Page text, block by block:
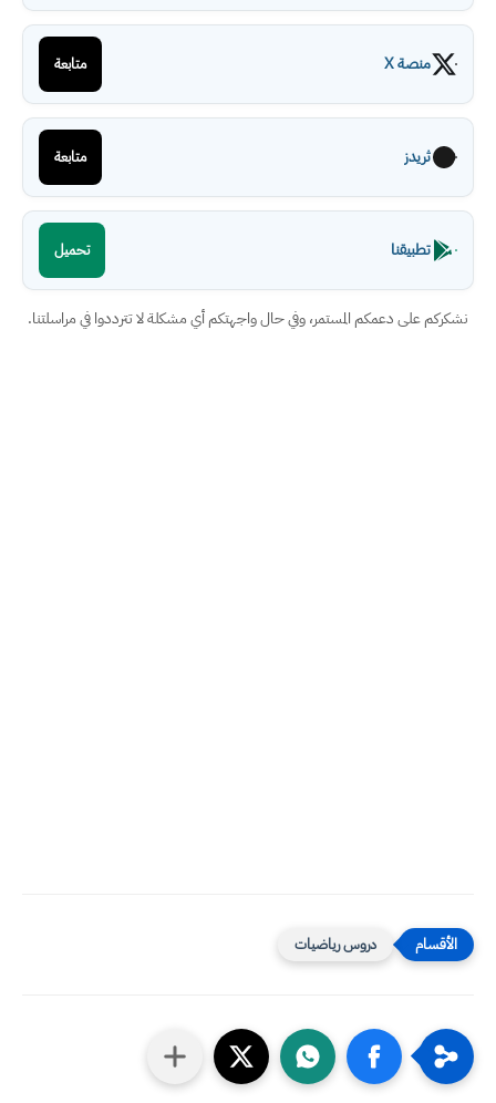
منصة X متابعة
ثريدز متابعة
تطبيقنا تحميل
نشكركم على دعمكم المستمر، وفي حال واجهتكم أي مشكلة لا تترددوا في مراسلتنا.
دروس رياضيات